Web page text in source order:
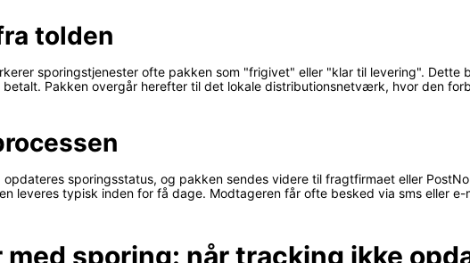
tolden
sporingstjenester ofte pakken som "frigivet" eller "klar til levering".
Pakken overgår herefter til det lokale distributionsnetværk, hvor den
sporingsstatus, og pakken sendes videre til fragtfirmaet eller
leveres typisk inden for få dage. Modtageren får ofte besked via sms eller
med sporing: når tracking ikke